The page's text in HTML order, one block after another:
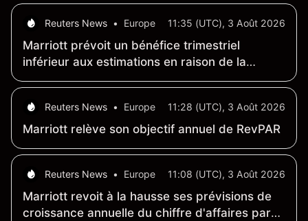
Reuters News • Europe 11:35 (UTC), 3 Août 2026
Marriott prévoit un bénéfice trimestriel
inférieur aux estimations en raison de la
baisse des voyages au Moyen-Orient
Reuters News • Europe 11:28 (UTC), 3 Août 2026
Marriott relève son objectif annuel de RevPAR
Reuters News • Europe 11:08 (UTC), 3 Août 2026
Marriott revoit à la hausse ses prévisions de
croissance annuelle du chiffre d'affaires par